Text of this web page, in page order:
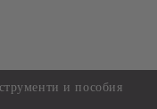
и пособия